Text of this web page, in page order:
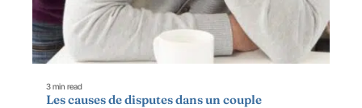
3 min read
Les causes de disputes dans un couple